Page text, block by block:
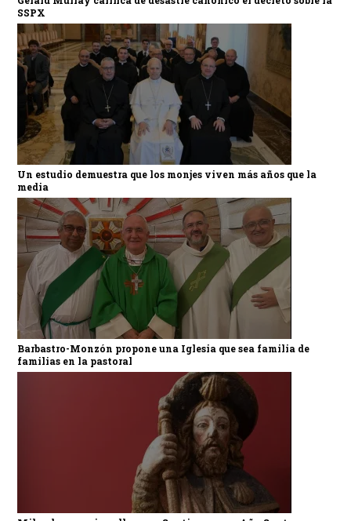
SSPX
Un estudio demuestra que los monjes viven más años que la
media
Barbastro-Monzón propone una Iglesia que sea familia de
familias en la pastoral